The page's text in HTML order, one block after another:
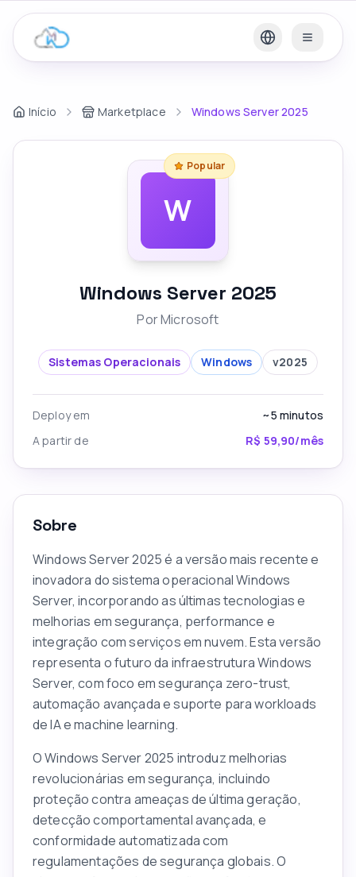
Início Marketplace Windows Server 2025
W
Popular
Windows Server 2025
PorMicrosoft
Sistemas Operacionais Windows v2025
Deploy em ~5 minutos
A partir de
R$ 59,90/mês
Sobre
Windows Server 2025 é a versão mais recente e
inovadora do sistema operacional Windows
Server, incorporando as últimas tecnologias e
melhorias em segurança, performance e
integração com serviços em nuvem. Esta versão
representa o futuro da infraestrutura Windows
Server, com foco em segurança zero-trust,
automação avançada e suporte para workloads
de IA e machine learning.
O Windows Server 2025 introduz melhorias
revolucionárias em segurança, incluindo
proteção contra ameaças de última geração,
detecção comportamental avançada, e
conformidade automatizada com
regulamentações de segurança globais. O